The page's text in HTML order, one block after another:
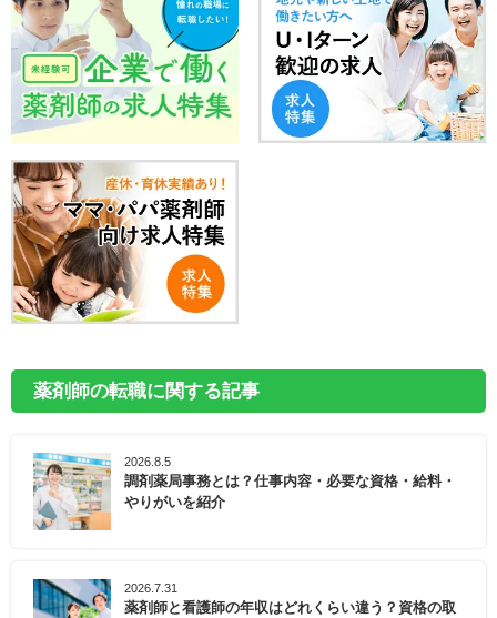
薬剤師の転職に関する記事
2026.8.5
調剤薬局事務とは？仕事内容・必要な資格・給料・
やりがいを紹介
2026.7.31
薬剤師と看護師の年収はどれくらい違う？資格の取